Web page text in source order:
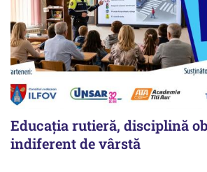
Educația rutieră, disciplină
indiferent de vârstă